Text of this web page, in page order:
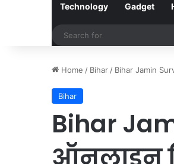
Technology Gadget
Home / Bihar / Bihar Jamin
Bihar
Bihar